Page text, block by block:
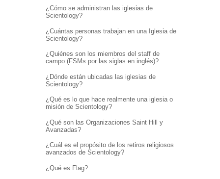
¿Cómo se administran las iglesias de
Scientology?
¿Cuántas personas trabajan en una Iglesia de
Scientology?
¿Quiénes son los miembros del staff de
campo (FSMs por las siglas en inglés)?
¿Dónde están ubicadas las iglesias de
Scientology?
¿Qué es lo que hace realmente una iglesia o
misión de Scientology?
¿Qué son las Organizaciones Saint Hill y
Avanzadas?
¿Cuál es el propósito de los retiros religiosos
avanzados de Scientology?
¿Qué es Flag?